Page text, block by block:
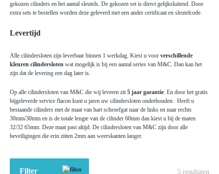
gekozen cilinders en het aantal sleutels. De gekozen set is direct gelijksluitend. Door
extra sets te bestellen worden deze geleverd met een ander certificaat en sleutelcode.
Levertijd
Alle cilindersloten zijn leverbaar binnen 1 werkdag. Kiest u voor verschillende
kleuren cilindersloten wat mogelijk is bij een aantal series van M&C. Dan kan het
zijn dat de levering een dag later is.
Op alle cilindersloten van M&C die wij leveren zit5 jaar garantie. En door het gratis
bijgeleverde service flacon kunt u jaren uw cilindersloten onderhouden. Heeft u
bestaande cilinders met de maat van hart schroefgat naar de links en naar rechts
30mm/30mm en is de totale lengte van de cilinder 60mm dan kiest u bij de maten
32/32 65mm. Deze maat past altijd. De cilindersloten van M&C zijn door alle
beveiligingen die erin zitten 2mm aan weerskanten langer.
Filter 5 resultaten